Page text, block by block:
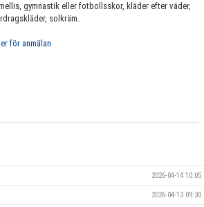
gymnastik eller fotbollsskor, kläder efter väder,
solkräm.
för anmälan
2026-04-14 10:05
2026-04-13 09:30